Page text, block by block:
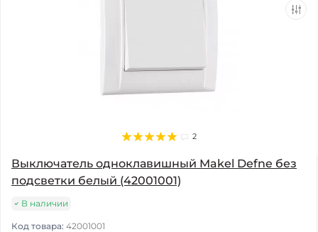
2
Выключатель одноклавишный Makel Defne без
подсветки белый (42001001)
В наличии
Код товара: 42001001